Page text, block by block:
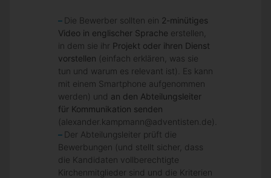
Die Bewerber sollten ein 2-minütiges
Video in englischer Sprache erstellen,
in dem sie ihr Projekt oder ihren Dienst
vorstellen (einfach erklären, was sie
tun und warum es relevant ist). Es kann
mit einem Smartphone aufgenommen
werden) und an den Abteilungsleiter
für Kommunikation senden
(alexander.kampmann@adventisten.de).
Der Abteilungsleiter prüft die
Bewerbungen (und stellt sicher, dass
die Kandidaten vollberechtigte
Kirchenmitglieder sind und die Kriterien